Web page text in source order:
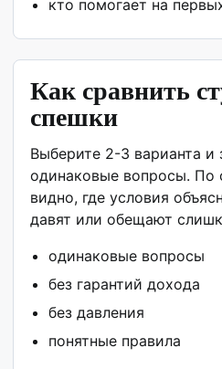
кто помогает на
Как сравнить
спешки
Выберите 2-3 варианта и
одинаковые вопросы. По
видно, где условия
давят или обещают
одинаковые вопросы
без гарантий дохода
без давления
понятные правила